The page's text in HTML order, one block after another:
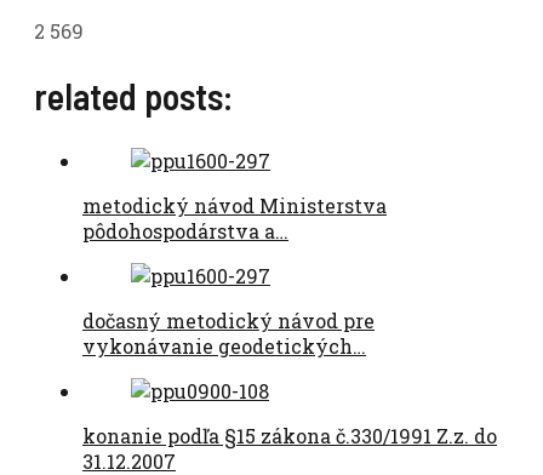
2 569
related posts:
metodický návod Ministerstva
pôdohospodárstva a…
dočasný metodický návod pre
vykonávanie geodetických…
konanie podľa §15 zákona č.330/1991 Z.z. do
31.12.2007